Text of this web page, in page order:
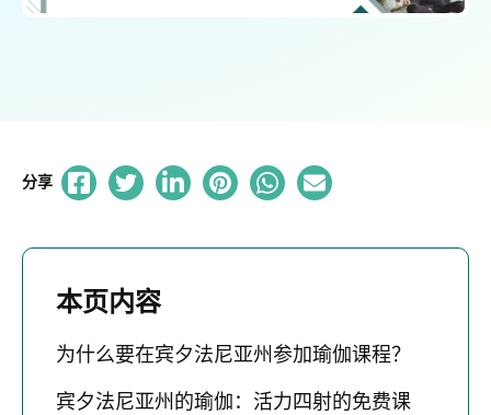
分享
本页内容
为什么要在宾夕法尼亚州参加瑜伽课程？
宾夕法尼亚州的瑜伽：活力四射的免费课